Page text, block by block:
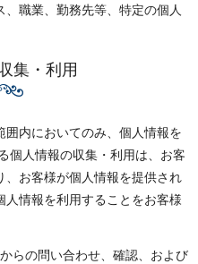
職業、勤務先等、特定の個人
集・利用
内においてのみ、個人情報を
個人情報の収集・利用は、お客
お客様が個人情報を提供され
情報を利用することをお客様
らの問い合わせ、確認、および